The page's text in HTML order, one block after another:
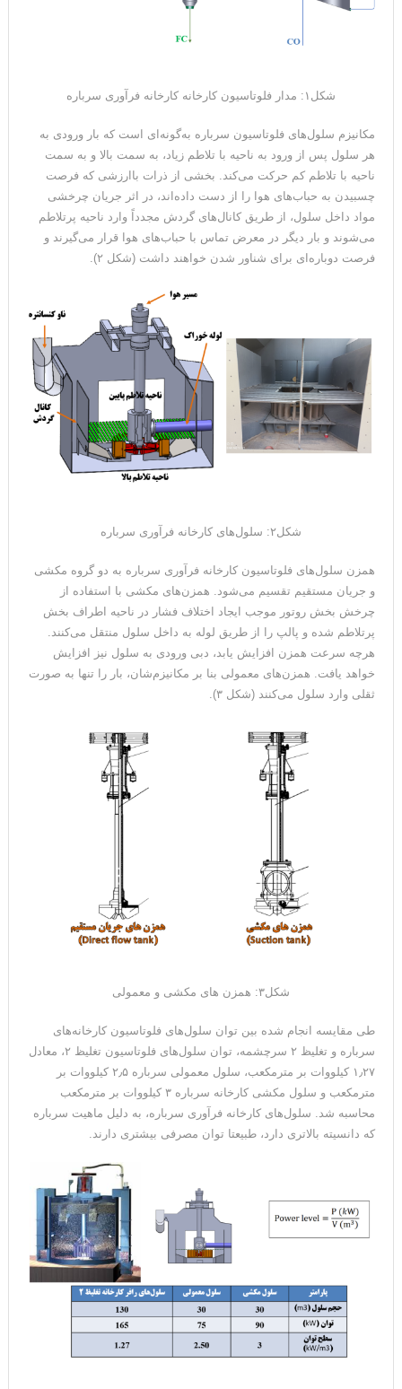
شکل۱: مدار فلوتاسیون کارخانه کارخانه فرآوری سرباره
مکانیزم سلول‌های فلوتاسیون سرباره به‌گونه‌ای است که بار ورودی به
هر سلول پس از ورود به ناحیه با تلاطم زیاد، به سمت بالا و به سمت
ناحیه با تلاطم کم حرکت می‌کند. بخشی از ذرات باارزشی که فرصت
چسبیدن به حباب‌های هوا را از دست داده‌اند، در اثر جریان چرخشی
مواد داخل سلول، از طریق کانال‌های گردش مجدداً وارد ناحیه پرتلاطم
می‌شوند و بار دیگر در معرض تماس با حباب‌های هوا قرار می‌گیرند و
فرصت دوباره‌ای برای شناور شدن خواهند داشت (شکل ۲).
شکل۲: سلول‌های کارخانه فرآوری سرباره
همزن سلول‌های فلوتاسیون کارخانه فرآوری سرباره به دو گروه مکشی
و جریان مستقیم تقسیم می‌شود. همزن‌های مکشی با استفاده از
چرخش بخش روتور موجب ایجاد اختلاف فشار در ناحیه اطراف بخش
پرتلاطم شده و پالپ را از طریق لوله به داخل سلول منتقل می‌کنند.
هرچه سرعت همزن افزایش یابد، دبی ورودی به سلول نیز افزایش
خواهد یافت. همزن‌های معمولی بنا بر مکانیزم‌شان، بار را تنها به صورت
ثقلی وارد سلول می‌کنند (شکل ۳).
شکل۳: همزن های مکشی و معمولی
طی مقایسه انجام شده بین توان سلول‌های فلوتاسیون کارخانه‌های
سرباره و تغلیظ ۲ سرچشمه، توان سلول‌های فلوتاسیون تغلیظ ۲، معادل
۱٫۲۷ کیلووات بر مترمکعب، سلول‌ معمولی سرباره ۲٫۵ کیلووات بر
مترمکعب و سلول مکشی کارخانه سرباره ۳ کیلووات بر مترمکعب
محاسبه شد. سلول‌های کارخانه فرآوری سرباره، به دلیل ماهیت سرباره
که دانسیته بالاتری دارد، طبیعتا توان مصرفی بیشتری دارند.